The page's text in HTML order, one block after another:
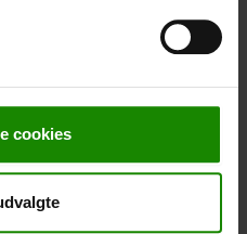
cookies
Cm. Ø30 – Der kan ikke
- +
onesize – Der kan ikke
farve.